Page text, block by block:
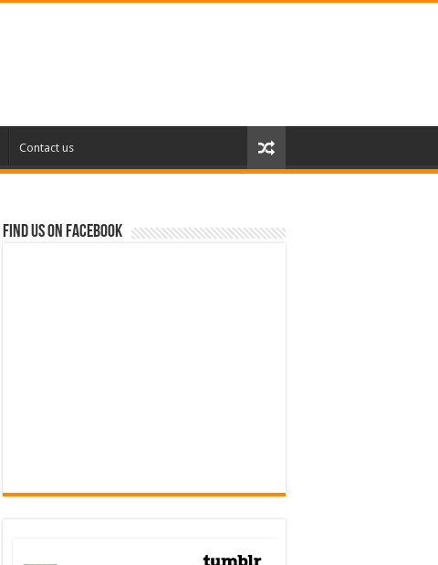
Contact us
Find us on Facebook